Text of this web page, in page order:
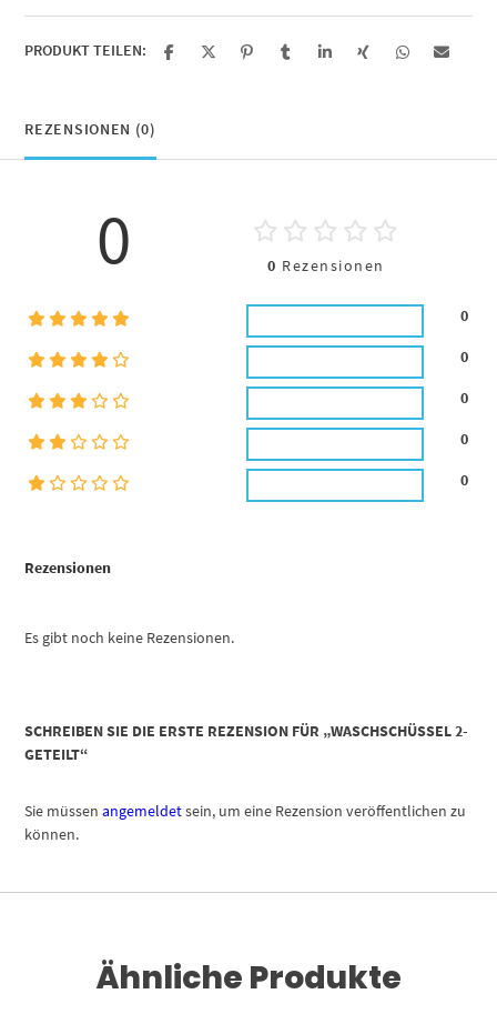
PRODUKT TEILEN:
REZENSIONEN (0)
Rezensionen
Es gibt noch keine Rezensionen.
0 0 Rezensionen
0
0
0
0
0
SCHREIBEN SIE DIE ERSTE REZENSION FÜR „WASCHSCHÜSSEL 2-
GETEILT“
Sie müssenangemeldetsein, um eine Rezension veröffentlichen zu
können.
Ähnliche Produkte